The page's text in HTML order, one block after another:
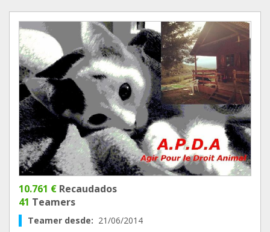
10.761 € Recaudados
41 Teamers
Teamer desde: 21/06/2014